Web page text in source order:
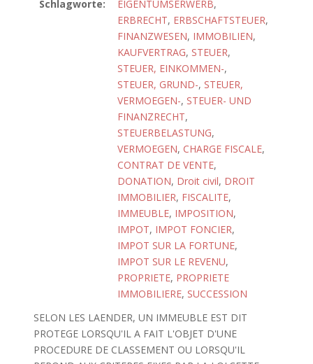
Schlagworte:
EIGENTUMSERWERB,
ERBRECHT, ERBSCHAFTSTEUER,
FINANZWESEN, IMMOBILIEN,
KAUFVERTRAG, STEUER,
STEUER, EINKOMMEN-,
STEUER, GRUND-, STEUER,
VERMOEGEN-, STEUER- UND
FINANZRECHT,
STEUERBELASTUNG,
VERMOEGEN, CHARGE FISCALE,
CONTRAT DE VENTE,
DONATION, Droit civil, DROIT
IMMOBILIER, FISCALITE,
IMMEUBLE, IMPOSITION,
IMPOT, IMPOT FONCIER,
IMPOT SUR LA FORTUNE,
IMPOT SUR LE REVENU,
PROPRIETE, PROPRIETE
IMMOBILIERE, SUCCESSION
SELON LES LAENDER, UN IMMEUBLE EST DIT
PROTEGE LORSQU'IL A FAIT L'OBJET D'UNE
PROCEDURE DE CLASSEMENT OU LORSQU'IL